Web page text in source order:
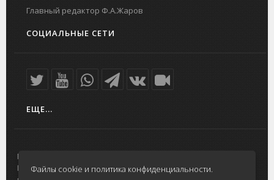
Главный редактор Ф.А.Жаров
СОЦИАЛЬНЫЕ СЕТИ
ЕЩЕ...
На главную
Редакция
"Вечерний Магадан"
Файлы cookie и политика конфиденциальности.